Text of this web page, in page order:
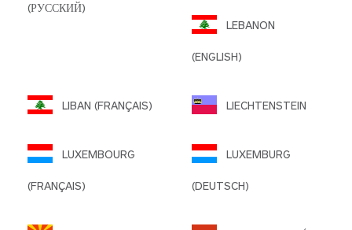
(РУССКИЙ)
LEBANON
(ENGLISH)
LIBAN (FRANÇAIS) LIECHTENSTEIN
LUXEMBOURG
(FRANÇAIS)
LUXEMBURG
(DEUTSCH)